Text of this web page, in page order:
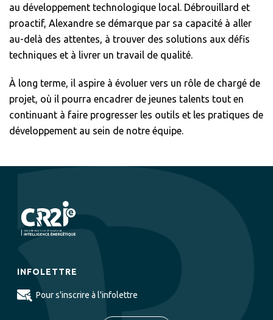
au développement technologique local. Débrouillard et
proactif, Alexandre se démarque par sa capacité à aller
au-delà des attentes, à trouver des solutions aux défis
techniques et à livrer un travail de qualité.
À long terme, il aspire à évoluer vers un rôle de chargé de
projet, où il pourra encadrer de jeunes talents tout en
continuant à faire progresser les outils et les pratiques de
développement au sein de notre équipe.
INFOLETTRE
Pour s'inscrire à l'infolettre